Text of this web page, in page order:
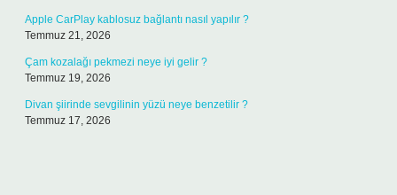
Apple CarPlay kablosuz bağlantı nasıl yapılır ?
Temmuz 21, 2026
Çam kozalağı pekmezi neye iyi gelir ?
Temmuz 19, 2026
Divan şiirinde sevgilinin yüzü neye benzetilir ?
Temmuz 17, 2026